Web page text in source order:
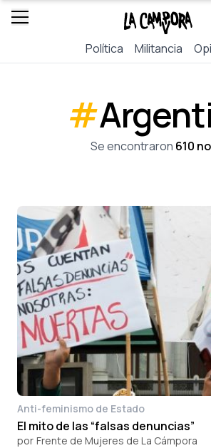
Política Militancia
#
Se encontraron 610
Anti-feminismo de Estado
El mito de las “falsas denuncias”
por Frente de Mujeres de La Cámpora